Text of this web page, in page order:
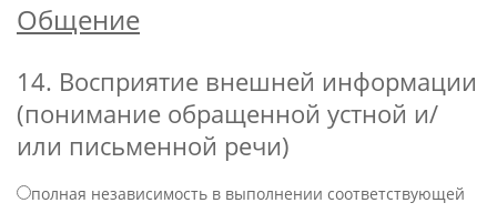
Общение
14. Восприятие внешней информации
(понимание обращенной устной и/
или письменной речи)
полная независимость в выполнении соответствующей